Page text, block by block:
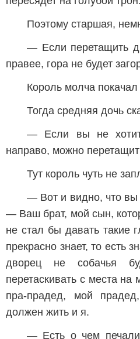
Поэтому старшая,
— Если перетащить
правее, гора не будет
Король молча покачал
Тогда средняя дочь
— Если вы не
направо, можно
Тут король чуть не
— Вот и видно, что вы
— Ваш брат, мой сын,
не стал бы давать такие
прекрасно знает, то есть
дворец не собачья
перетаскивать с места
пра-прадед, мой
должен жить и я.
— Есть о чем